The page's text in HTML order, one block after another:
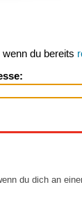
du bereits
du dich an